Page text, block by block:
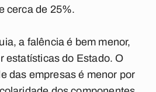
cerca de 25%.
a falência é bem menor,
estatísticas do Estado. O
das empresas é menor por